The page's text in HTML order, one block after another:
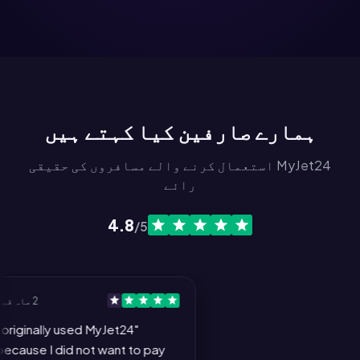
ہمارے صارفین کیا کہتے ہیں
MyJet24 استعمال کرنے والے مسافروں کی حقیقی
رائے
4.8/5
2 ماہ قبل
used MyJet24
I did not want to pay